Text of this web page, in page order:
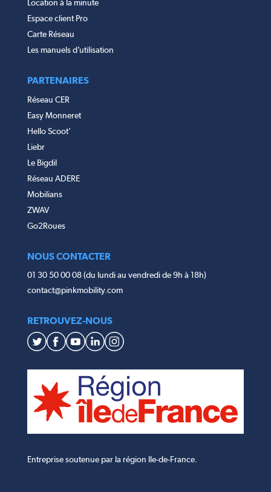
Location à la minute
Espace client Pro
Carte Réseau
Les manuels d’utilisation
PARTENAIRES
Réseau CER
Easy Monneret
Hello Scoot’
Liebr
Le Bigdil
Réseau ADERE
Mobilians
ZWAV
Go2Roues
NOUS CONTACTER
01 30 50 00 08 (du lundi au vendredi de 9h à 18h)
contact@pinkmobility.com
RETROUVEZ-NOUS
Entreprise soutenue par la région Ile-de-France.